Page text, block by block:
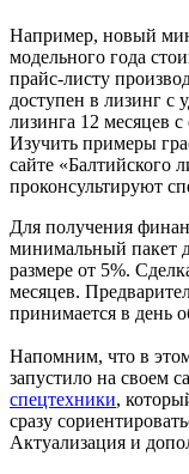
Например, новый
модельного года
прайс-листу
доступен в лизинг с
лизинга 12 месяцев
Изучить примеры
сайте «Балтийского
проконсультируют
Для получения
минимальный пакет
размере от 5%.
месяцев.
принимается в день
Напомним, что в
запустило на своем
спецтехники,
сразу
Актуализация и